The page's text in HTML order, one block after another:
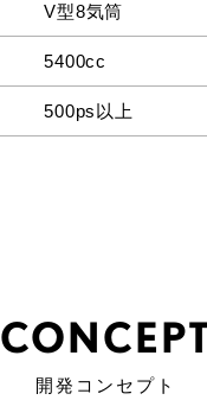
V型8気筒
5400cc
500ps以上
CONCEPT
開発コンセプト